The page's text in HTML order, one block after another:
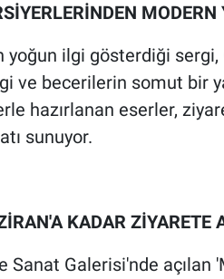
yoğun ilgi gösterdiği sergi,
ve becerilerin somut bir
hazırlanan eserler,
sunuyor.
KADAR ZİYARETE
Sanat Galerisi'nde açılan